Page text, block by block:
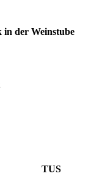
Weinstube
TUS